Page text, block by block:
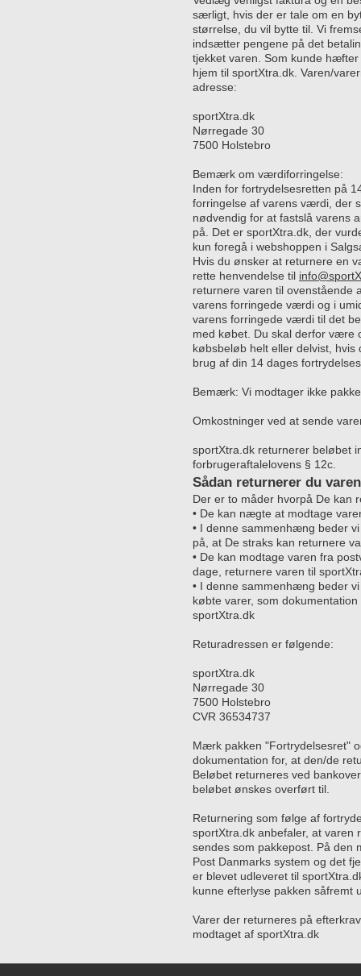
særligt, hvis der er tale om en
størrelse, du vil bytte til. Vi
indsætter pengene på det
tjekket varen. Som kunde
hjem til sportXtra.dk. Varen/
adresse:
sportXtra.dk
Nørregade 30
7500 Holstebro
Bemærk om værdiforringelse:
Inden for fortrydelsesretten på
forringelse af varens værdi, der
nødvendig for at fastslå varens
på. Det er sportXtra.dk, der
kun foregå i webshoppen i
Hvis du ønsker at returnere en
rette henvendelse til
returnere varen til ovenstående
varens forringede værdi og i
varens forringede værdi til det
med købet. Du skal derfor være
købsbeløb helt eller delvist,
brug af din 14 dages
Bemærk: Vi modtager ikke
Omkostninger ved at sende
sportXtra.dk returnerer beløbet
forbrugeraftalelovens § 12c.
Sådan returnerer du varen
Der er to måder hvorpå De kan
• De kan nægte at modtage
• I denne sammenhæng beder
på, at De straks kan returnere
• De kan modtage varen fra
dage, returnere varen til
• I denne sammenhæng beder
købte varer, som
sportXtra.dk
Returadressen er følgende:
sportXtra.dk
Nørregade 30
7500 Holstebro
CVR 36534737
Mærk pakken "Fortrydelsesret"
dokumentation for, at den/de
Beløbet returneres ved
beløbet ønskes overført til.
Returnering som følge af
sportXtra.dk anbefaler, at varen
sendes som pakkepost. På den
Post Danmarks system og det
er blevet udleveret til
kunne efterlyse pakken såfremt
Varer der returneres på
modtaget af sportXtra.dk